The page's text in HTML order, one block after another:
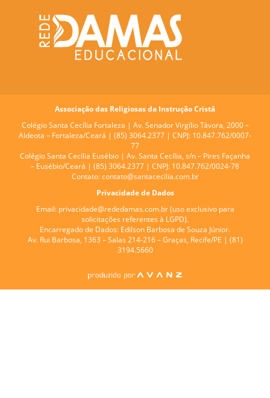
Associação das Religiosas da Instrução Cristã
Colégio Santa Cecília Fortaleza | Av. Senador Virgílio Távora, 2000 –
Aldeota – Fortaleza/Ceará | (85) 3064.2377 | CNPJ: 10.847.762/0007-
77
Colégio Santa Cecília Eusébio | Av. Santa Cecília, s/n – Pires Façanha
– Eusébio/Ceará | (85) 3064.2377 | CNPJ: 10.847.762/0024-78
Contato: contato@santacecilia.com.br
Privacidade de Dados
Email: privacidade@rededamas.com.br(uso exclusivo para
solicitações referentes à LGPD).
Encarregado de Dados: Edilson Barbosa de Souza Júnior.
Av. Rui Barbosa, 1363 – Salas 214-216 – Graças, Recife/PE | (81)
3194.5660